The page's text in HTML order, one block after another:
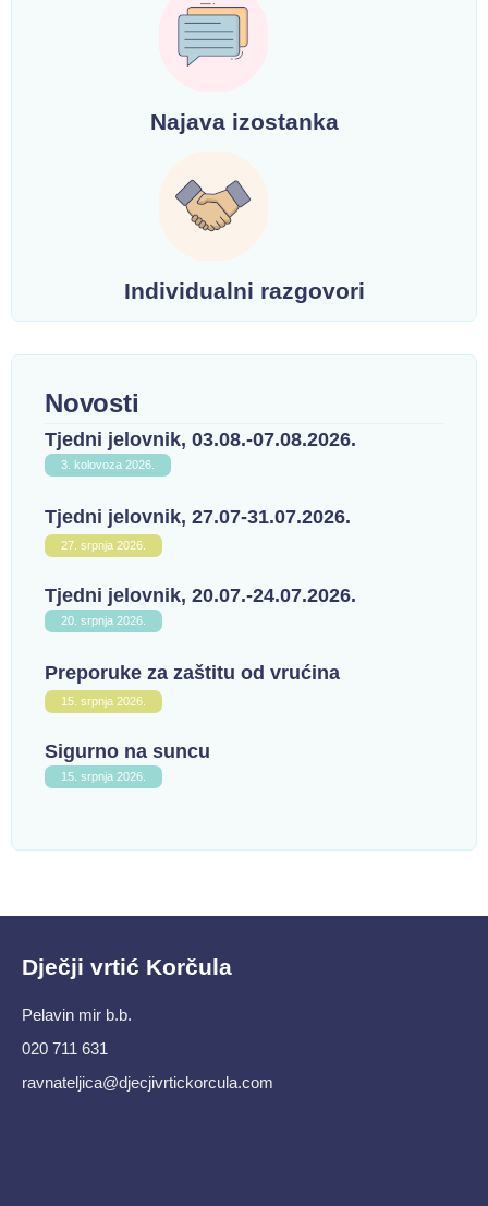
Najava izostanka
Individualni razgovori
Novosti
Tjedni jelovnik, 03.08.-07.08.2026.
3. kolovoza 2026.
Tjedni jelovnik, 27.07-31.07.2026.
27. srpnja 2026.
Tjedni jelovnik, 20.07.-24.07.2026.
20. srpnja 2026.
Preporuke za zaštitu od vrućina
15. srpnja 2026.
Sigurno na suncu
15. srpnja 2026.
Dječji vrtić Korčula
Pelavin mir b.b.
020 711 631
ravnateljica@djecjivrtickorcula.com